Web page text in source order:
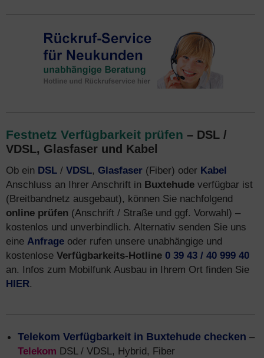
Festnetz Verfügbarkeit prüfen – DSL /
VDSL, Glasfaser und Kabel
Ob ein DSL / VDSL, Glasfaser (Fiber) oder Kabel
Anschluss an Ihrer Anschrift in Buxtehude verfügbar ist
(Breitbandnetz ausgebaut), können Sie nachfolgend
online prüfen (Anschrift / Straße und ggf. Vorwahl) –
kostenlos und unverbindlich. Alternativ senden Sie uns
eine Anfrage oder rufen unsere unabhängige und
kostenlose Verfügbarkeits-Hotline 0 39 43 / 40 999 40
an. Infos zum Mobilfunk Ausbau in Ihrem Ort finden Sie
HIER.
Telekom Verfügbarkeit in Buxtehude checken –
Telekom DSL / VDSL, Hybrid, Fiber